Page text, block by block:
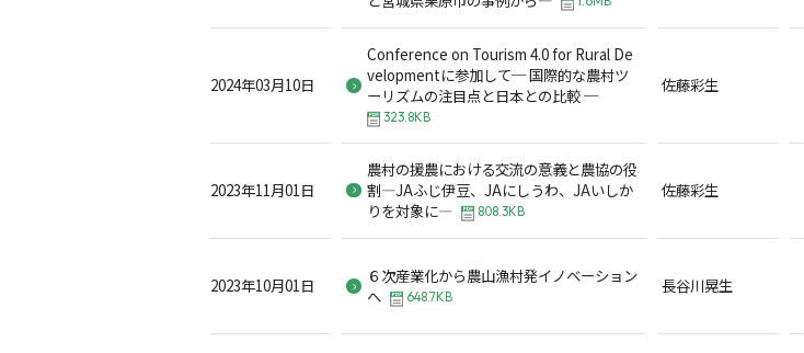
2024年03月10日
Conference on Tourism 4.0 for Rural De
velopmentに参加して─ 国際的な農村ツ
ーリズムの注目点と日本との比較 ─
323.8KB
佐藤彩生
2023年11月01日
農村の援農における交流の意義と農協の役
割―JAふじ伊豆、JAにしうわ、JAいしか
りを対象に―
808.3KB
佐藤彩生
2023年10月01日
６次産業化から農山漁村発イノベーション
へ
648.7KB
長谷川晃生